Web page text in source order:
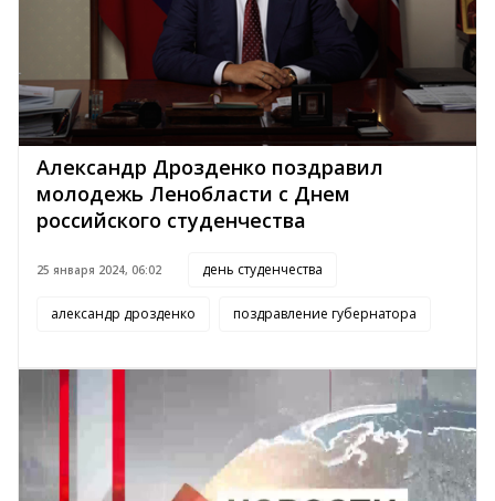
Александр Дрозденко поздравил
молодежь Ленобласти с Днем
российского студенчества
25 января 2024, 06:02 день студенчества
александр дрозденко поздравление губернатора